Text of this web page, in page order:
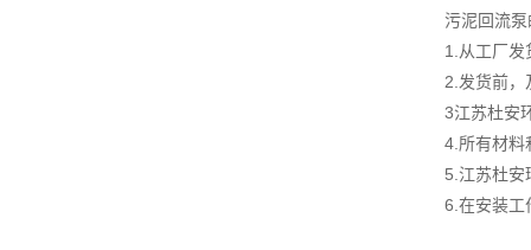
污泥回流
1.从工厂发
2.发货前，
3江苏杜安
4.所有材料
5.江苏杜安
6.在安装工